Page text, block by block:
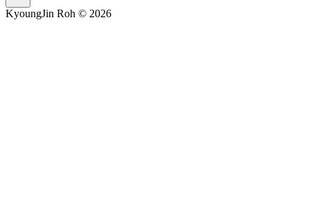
KyoungJin Roh © 2026